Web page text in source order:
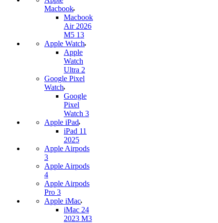
Macbook
Macbook
Air 2026
M5 13
Apple Watch
Apple
Watch
Ultra 2
Google Pixel
Watch
Google
Pixel
Watch 3
Apple iPad
iPad 11
2025
Apple Airpods
3
Apple Airpods
4
Apple Airpods
Pro 3
Apple iMac
iMac 24
2023 M3